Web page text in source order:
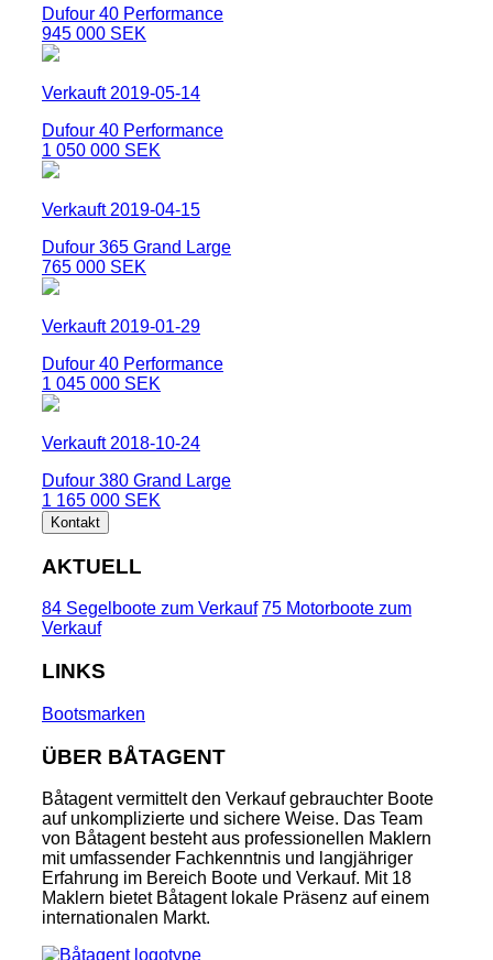
Dufour 40 Performance
945 000 SEK
Verkauft 2019-05-14
Dufour 40 Performance
1 050 000 SEK
Verkauft 2019-04-15
Dufour 365 Grand Large
765 000 SEK
Verkauft 2019-01-29
Dufour 40 Performance
1 045 000 SEK
Verkauft 2018-10-24
Dufour 380 Grand Large
1 165 000 SEK
Kontakt
AKTUELL
84 Segelboote zum Verkauf 75 Motorboote zum
Verkauf
LINKS
Bootsmarken
ÜBER BÅTAGENT
Båtagent vermittelt den Verkauf gebrauchter Boote
auf unkomplizierte und sichere Weise. Das Team
von Båtagent besteht aus professionellen Maklern
mit umfassender Fachkenntnis und langjähriger
Erfahrung im Bereich Boote und Verkauf. Mit 18
Maklern bietet Båtagent lokale Präsenz auf einem
internationalen Markt.